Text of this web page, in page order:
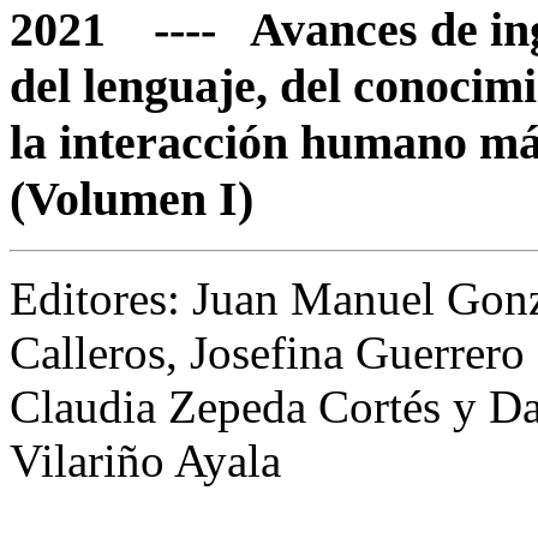
2021 ---- Avances de
del lenguaje, del
la interacción humano
(Volumen I)
Editores: Juan Manuel
Calleros, Josefina
Claudia Zepeda Cortés y
Vilariño Ayala